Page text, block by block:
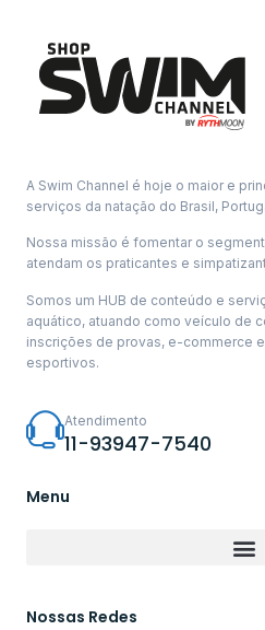
A Swim Channel é hoje o maior e
serviços da natação do Brasil,
Nossa missão é fomentar o
atendam os praticantes e
Somos um HUB de conteúdo e
aquático, atuando como veículo de
inscrições de provas, e-commerce
esportivos.
Atendimento
11-93947-7540
Menu
Nossas Redes